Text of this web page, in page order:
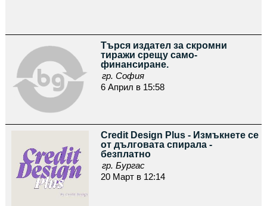
Търся издател за скромни
тиражи срещу само-
финансиране.
гр. София
6 Април в 15:58
Credit Design Plus - Измъкнете се
от дълговата спирала -
безплатно
гр. Бургас
20 Март в 12:14